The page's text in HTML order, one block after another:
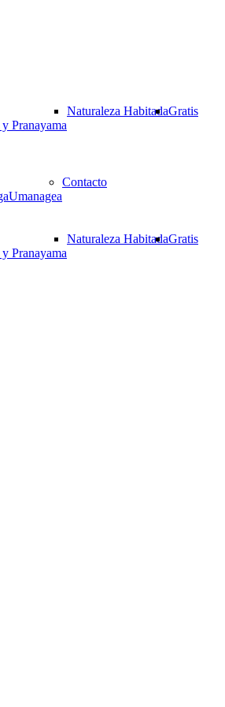
Pranayama
Naturaleza HabitadaGratis
Umanagea
Contacto
Pranayama
Naturaleza HabitadaGratis